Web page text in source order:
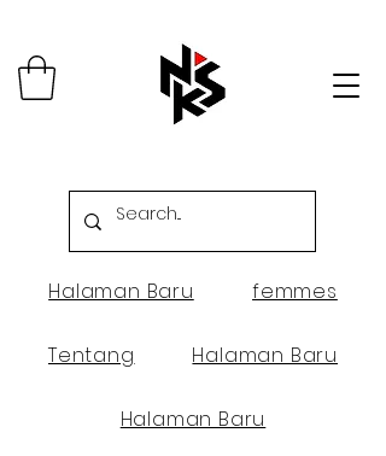
Halaman Baru femmes
Tentang Halaman Baru
Halaman Baru